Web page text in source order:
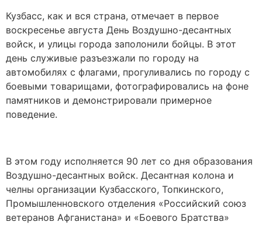
Кузбасс, как и вся страна, отмечает в первое
воскресенье августа День Воздушно-десантных
войск, и улицы города заполонили бойцы. В этот
день служивые разъезжали по городу на
автомобилях с флагами, прогуливались по городу с
боевыми товарищами, фотографировались на фоне
памятников и демонстрировали примерное
поведение.
В этом году исполняется 90 лет со дня образования
Воздушно-десантных войск. Десантная колона и
челны организации Кузбасского, Топкинского,
Промышленновского отделения «Российский союз
ветеранов Афганистана» и «Боевого Братства»